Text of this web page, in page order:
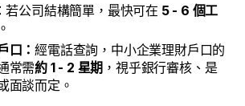
若公司結構簡單，最快可在 5 - 6 個工
口：經電話查詢，中小企業理財戶口的
常需約 1 - 2 星期 ，視乎銀行審核、是
面談而定。